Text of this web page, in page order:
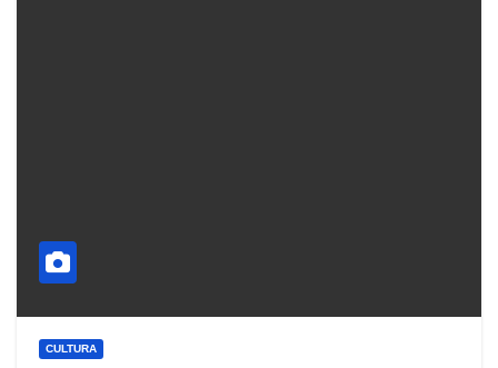
CULTURA